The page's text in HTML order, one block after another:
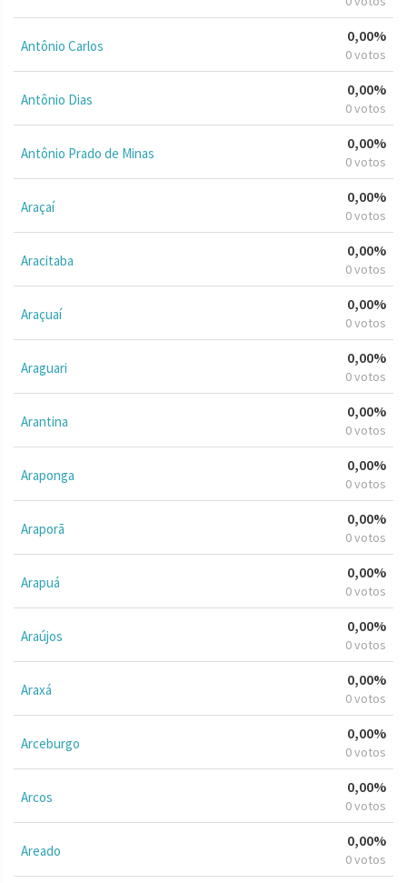
Antônio Carlos
0,00%
0 votos
Antônio Dias
0,00%
0 votos
Antônio Prado de Minas
0,00%
0 votos
Araçaí
0,00%
0 votos
Aracitaba
0,00%
0 votos
Araçuaí
0,00%
0 votos
Araguari
0,00%
0 votos
Arantina
0,00%
0 votos
Araponga
0,00%
0 votos
Araporã
0,00%
0 votos
Arapuá
0,00%
0 votos
Araújos
0,00%
0 votos
Araxá
0,00%
0 votos
Arceburgo
0,00%
0 votos
Arcos
0,00%
0 votos
Areado
0,00%
0 votos